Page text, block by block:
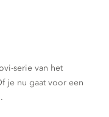
serie van het
je nu gaat voor een